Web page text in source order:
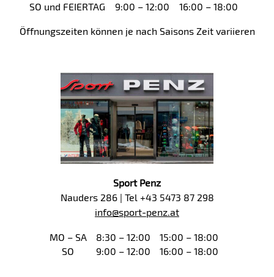
SO und FEIERTAG
9:00 – 12:00 16:00 – 18:00
Öffnungszeiten können je nach Saisons Zeit variieren
Sport Penz
Nauders 286 | Tel +43 5473 87 298
info@sport-penz.at
MO – SA 8:30 – 12:00
15:00 – 18:00
SO
9:00 – 12:00 16:00 – 18:00